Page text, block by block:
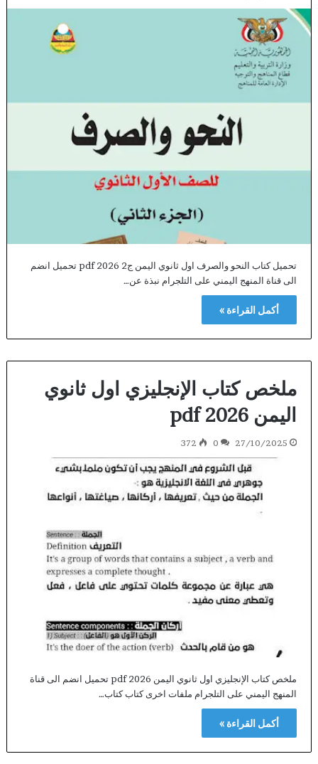
تحميل كتاب النحو والصرف اول ثانوي اليمن ج2 2026 pdf تحميل انضم
الى قناة المنهج اليمني على التلجرام نبذة عن…
أكمل القراءة »
ملخص كتاب الإنجليزي اول ثانوي
اليمن 2026 pdf
27/10/2025
0
372
ملخص كتاب الإنجليزي اول ثانوي اليمن 2026 pdf تحميل انضم الى قناة
المنهج اليمني على التلجرام ملفات اخرى كتاب كتاب…
أكمل القراءة »